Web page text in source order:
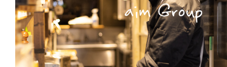
Brand
Work